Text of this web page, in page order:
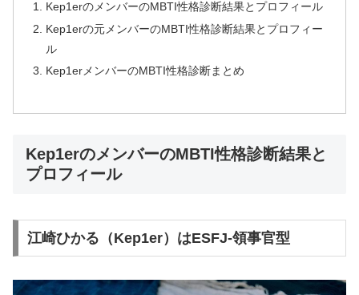
Kep1erのメンバーのMBTI性格診断結果とプロフィール
Kep1erの元メンバーのMBTI性格診断結果とプロフィー
ル
Kep1erメンバーのMBTI性格診断まとめ
Kep1erのメンバーのMBTI性格診断結果と
プロフィール
江崎ひかる（Kep1er）はESFJ-領事官型